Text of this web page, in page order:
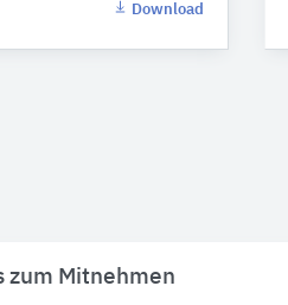
Download
zum Mitnehmen